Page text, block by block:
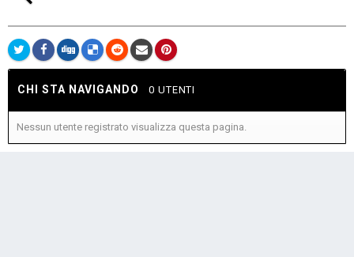
CHI STA NAVIGANDO 0 UTENTI
Nessun utente registrato visualizza questa pagina.